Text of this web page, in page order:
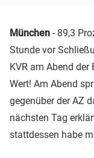
München - 89,3
Stunde vor
KVR am Abend
Wert! Am Abend
gegenüber der AZ
nächsten Tag
stattdessen habe